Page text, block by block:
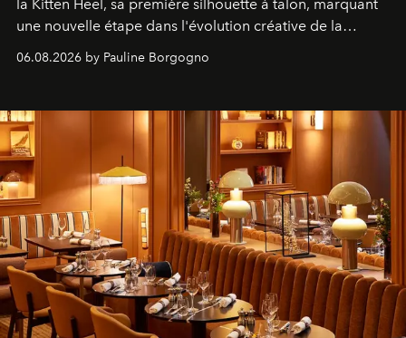
la Kitten Heel, sa première silhouette à talon, marquant
une nouvelle étape dans l'évolution créative de la
06.08.2026 by Pauline Borgogno